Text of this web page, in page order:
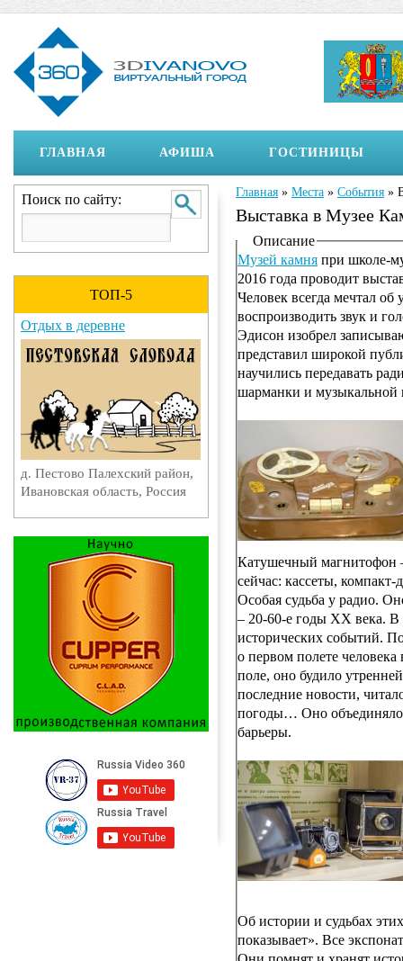
ГЛАВНАЯ АФИША ГОСТИНИЦЫ
Вы здесь
Главная » Места » События »
Выставка в Музее
Отображение на
Описание
Музей камня при школе-
2016 года проводит
Человек всегда мечтал об
воспроизводить звук и
Эдисон изобрел
представил широкой
научились передавать
шарманки и музыкальной
Катушечный магнитофон
сейчас: кассеты,
Особая судьба у радио.
– 20-60-е годы ХХ века. В
исторических событий.
о первом полете
поле, оно будило
последние новости,
погоды… Оно объединяло
барьеры.
Об истории и судьбах
показывает». Все
Поиск по сайту:
ТОП-5
Отдых в деревне
д. Пестово Палехский район,
Ивановская область, Россия